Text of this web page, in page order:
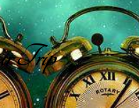
Trip